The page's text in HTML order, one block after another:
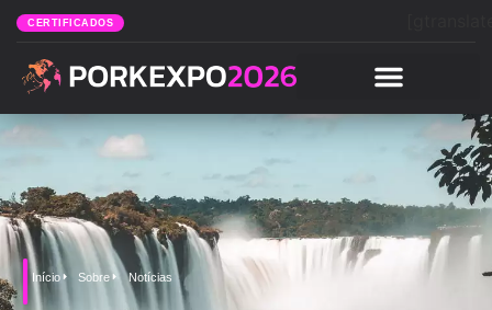
CERTIFICADOS
Início Sobre Notícias